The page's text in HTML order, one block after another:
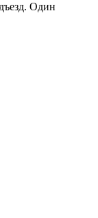
Один